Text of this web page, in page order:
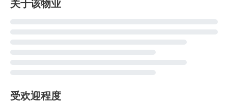
关于该物业
受欢迎程度